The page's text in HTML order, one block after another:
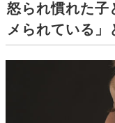
怒られ慣れた子
メられている」